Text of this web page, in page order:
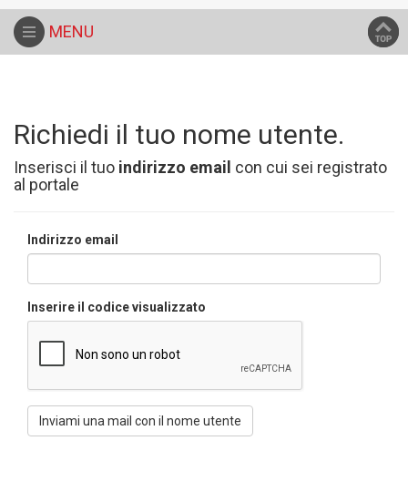
MENU
Home
Richiedi il tuo nome utente.
Inserisci il tuo indirizzo email con cui sei registrato
al portale
Indirizzo email
Inserire il codice visualizzato